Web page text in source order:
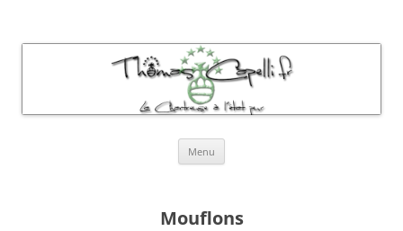
Menu
Mouflons